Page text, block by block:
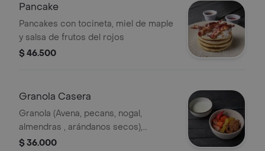
Pancake
Pancakes con tocineta, miel de maple
y salsa de frutos del rojos
$ 46.500
Granola Casera
Granola (Avena, pecans, nogal,
almendras , arándanos secos),
papaya, fresas, nar anja, viene con
$ 36.000